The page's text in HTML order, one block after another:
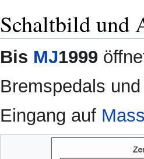
Schaltbild und
Bis MJ1999
Bremspedals
Eingang auf